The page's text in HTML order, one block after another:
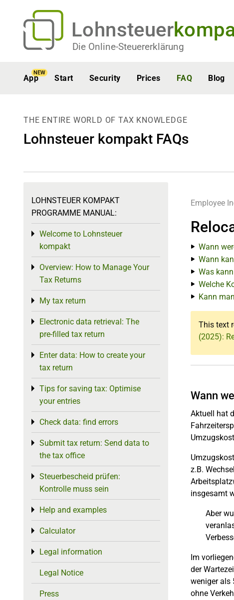
Lohnsteuer
Die Online-Steuererklärung
App
NEW
Start Security Prices FAQ Blog
THE ENTIRE WORLD OF TAX KNOWLEDGE
Lohnsteuer kompakt FAQs
Employee
Wann
Wann
Was
Welche
Kann
This text
(2025):
Wann
Aktuell hat
z.B.
insgesamt
Aber
Im
der
weniger als
ohne
LOHNSTEUER KOMPAKT
PROGRAMME MANUAL:
Welcome to Lohnsteuer
kompakt
Toggle menu
Overview: How to Manage Your
Tax Returns
Toggle menu
My tax return
Toggle menu
Electronic data retrieval: The
pre-filled tax return
Toggle menu
Enter data: How to create your
tax return
Toggle menu
Tips for saving tax: Optimise
your entries
Toggle menu
Check data: find errors
Toggle menu
Submit tax return: Send data to
the tax office
Toggle menu
Steuerbescheid prüfen:
Kontrolle muss sein
Toggle menu
Help and examples
Toggle menu
Calculator
Toggle menu
Legal information
Toggle menu
Legal Notice
Press